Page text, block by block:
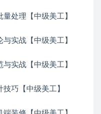
处理【中级美工】
实战【中级美工】
实战【中级美工】
巧【中级美工】